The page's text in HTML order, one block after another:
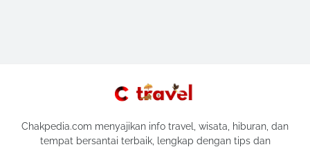
Chakpedia.com menyajikan info travel, wisata, hiburan, dan
tempat bersantai terbaik, lengkap dengan tips dan